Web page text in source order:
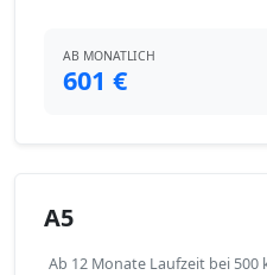
AB MONATLICH
601 €
A5
Ab 12 Monate Laufzeit bei